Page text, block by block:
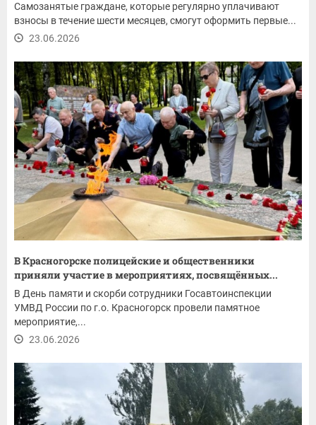
Самозанятые граждане, которые регулярно уплачивают
взносы в течение шести месяцев, смогут оформить первые...
23.06.2026
В Красногорске полицейские и общественники
приняли участие в мероприятиях, посвящённых...
В День памяти и скорби сотрудники Госавтоинспекции
УМВД России по г.о. Красногорск провели памятное
мероприятие,...
23.06.2026